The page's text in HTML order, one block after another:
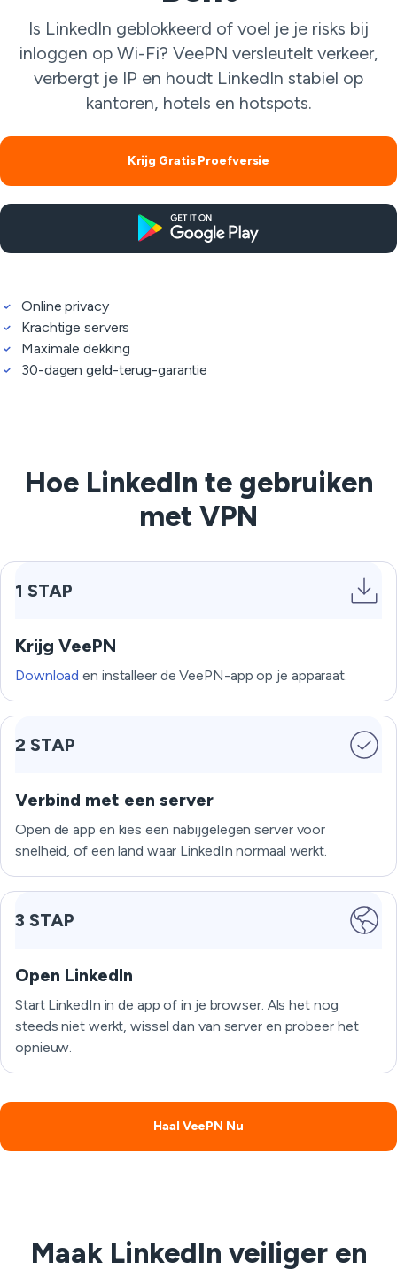
Is LinkedIn geblokkeerd of voel je je risks bij
inloggen op Wi-Fi? VeePN versleutelt verkeer,
verbergt je IP en houdt LinkedIn stabiel op
kantoren, hotels en hotspots.
Krijg Gratis Proefversie
Online privacy
Krachtige servers
Maximale dekking
30-dagen geld-terug-garantie
Hoe LinkedIn te gebruiken
met VPN
1 STAP
Krijg VeePN
Download en installeer de VeePN-app op je apparaat.
2 STAP
Verbind met een server
Open de app en kies een nabijgelegen server voor
snelheid, of een land waar LinkedIn normaal werkt.
3 STAP
Open LinkedIn
Start LinkedIn in de app of in je browser. Als het nog
steeds niet werkt, wissel dan van server en probeer het
opnieuw.
Haal VeePN Nu
Maak LinkedIn veiliger en